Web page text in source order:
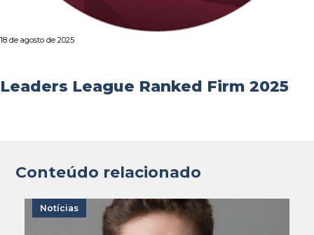
18 de agosto de 2025
Leaders League Ranked Firm 2025
Conteúdo relacionado
Notícias